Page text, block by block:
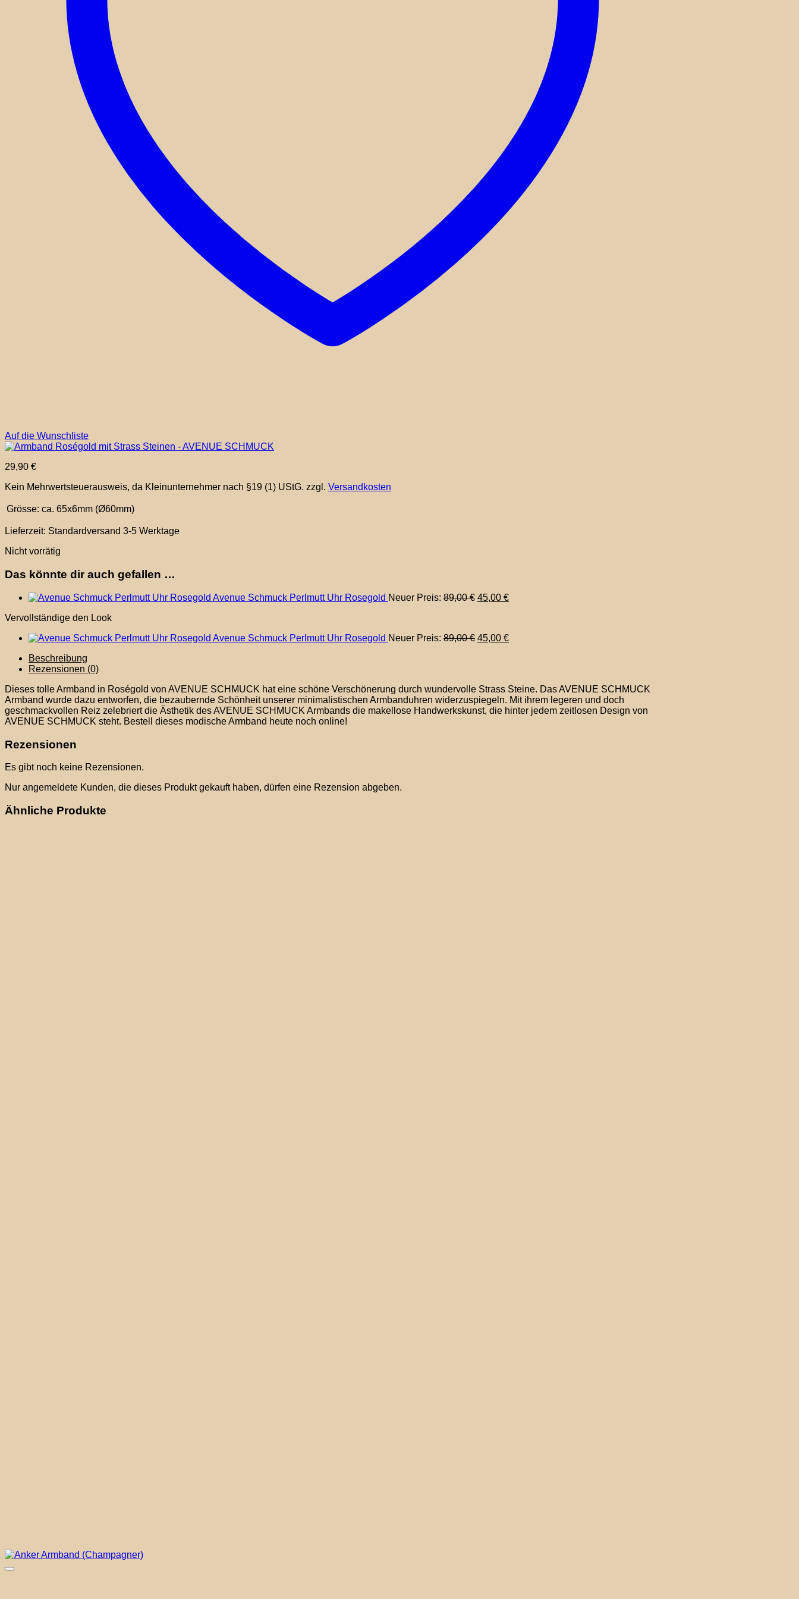
Auf die Wunschliste
29,90 €
Kein Mehrwertsteuerausweis, da Kleinunternehmer nach §19 (1) UStG. zzgl. Versandkosten
Grösse: ca. 65x6mm (Ø60mm)
Lieferzeit: Standardversand 3-5 Werktage
Nicht vorrätig
Das könnte dir auch gefallen …
Avenue Schmuck Perlmutt Uhr Rosegold Neuer Preis: 89,00€ Ursprünglicher
45,00 €Aktueller
Vervollständige den Look
Avenue Schmuck Perlmutt Uhr Rosegold Neuer Preis: 89,00€ Ursprünglicher
45,00 €Aktueller
Beschreibung
Rezensionen (0)
Dieses tolle Armband in Roségold von AVENUE SCHMUCK hat eine schöne Verschönerung durch wundervolle Strass Steine. Das AVENUE SCHMUCK
Armband wurde dazu entworfen, die bezaubernde Schönheit unserer minimalistischen Armbanduhren widerzuspiegeln. Mit ihrem legeren und doch
geschmackvollen Reiz zelebriert die Ästhetik des AVENUE SCHMUCK Armbands die makellose Handwerkskunst, die hinter jedem zeitlosen Design von
AVENUE SCHMUCK steht. Bestell dieses modische Armband heute noch online!
Rezensionen
Es gibt noch keine Rezensionen.
Nur angemeldete Kunden, die dieses Produkt gekauft haben, dürfen eine Rezension abgeben.
Ähnliche Produkte